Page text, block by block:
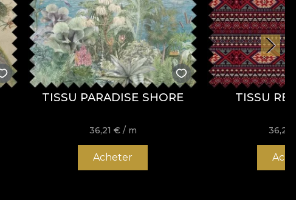
TISSU PARADISE SHORE
36,21 € / m
Acheter
TISSU
36,21